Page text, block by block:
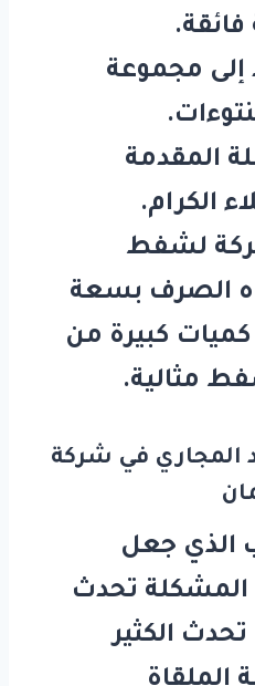
فائقة.
إلى مجموعة
المقدمة
الكرام.
لشفط
الصرف بسعة
كميات كبيرة من
مثالية.
المجاري في شركة
الذي جعل
تحدث
الكثير